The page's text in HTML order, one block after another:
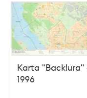
Karta "Backlura"
1996